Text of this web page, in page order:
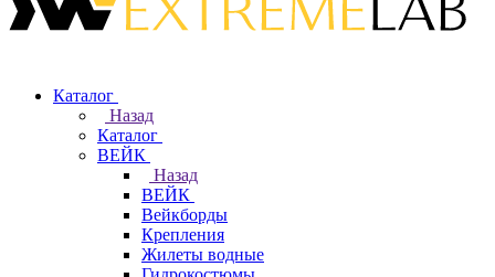
Каталог
Назад
Каталог
ВЕЙК
Назад
ВЕЙК
Вейкборды
Крепления
Жилеты водные